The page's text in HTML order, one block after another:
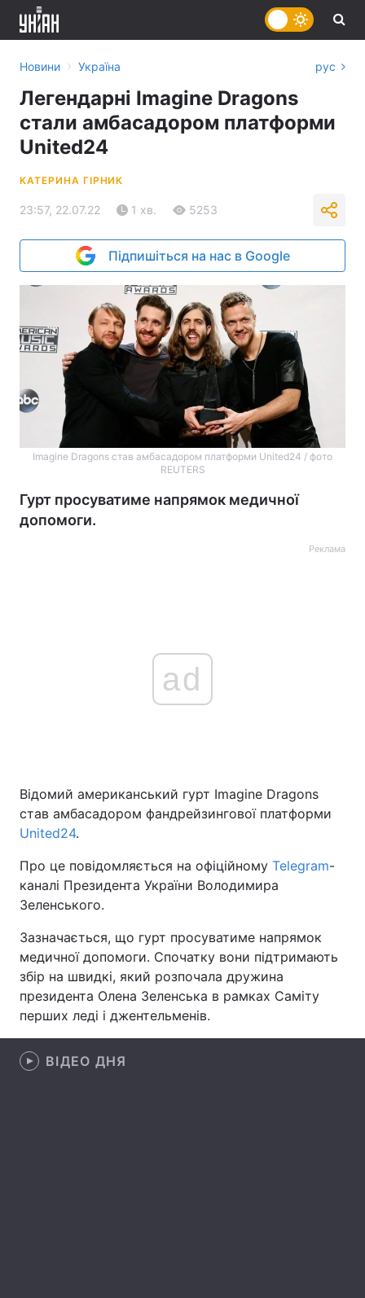
Головна Війна
Україна
Економіка Світ
Спорт
Техно і зв'язок Лайт
Зброя Інциденти
Здоров'я Туризм
Цікавинки
Новини › Україна рус
Легендарні Imagine Dragons
стали амбасадором платформи
United24
КАТЕРИНА ГІРНИК
23:57, 22.07.22 1 хв. 5253
Підпишіться на нас в Google
Imagine Dragons став амбасадором платформи United24 / фото
REUTERS
Гурт просуватиме напрямок медичної
допомоги.
Реклама
ad
Відомий американський гурт Imagine Dragons
став амбасадором фандрейзингової платформи
United24.
Про це повідомляється на офіційному Telegram-
каналі Президента України Володимира
Зеленського.
Зазначається, що гурт просуватиме напрямок
медичної допомоги. Спочатку вони підтримають
збір на швидкі, який розпочала дружина
президента Олена Зеленська в рамках Саміту
перших леді і джентельменів.
ВІДЕО ДНЯ